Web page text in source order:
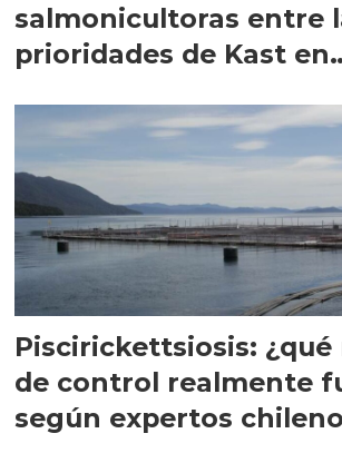
salmonicultoras entre
prioridades de Kast en
Piscirickettsiosis: ¿qué
de control realmente
según expertos